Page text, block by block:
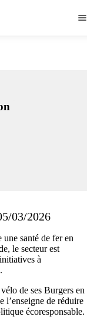
03/2026
santé de fer en
le secteur est
à
de ses Burgers en
l’enseigne de réduire
écoresponsable.